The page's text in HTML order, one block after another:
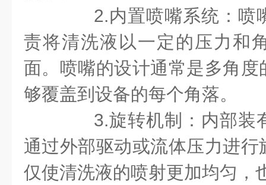
2.内置喷嘴系统：喷
责将清洗液以一定的压力和
面。喷嘴的设计通常是多角
够覆盖到设备的每个角落。
3.旋转机制：内部装
通过外部驱动或流体压力进
仅使清洗液的喷射更加均匀，